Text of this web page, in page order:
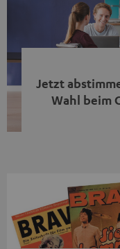
Jetzt
Wahl beim
Streaming-
moderne
einem einzigen
Sound heute keine